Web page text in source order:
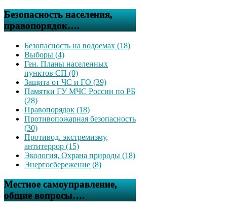
Безопасность населения,
правопорядок….
Безопасность на водоемах (18)
Выборы (4)
Ген. Планы населенных
пунктов СП (0)
Защита от ЧС и ГО (39)
Памятки ГУ МЧС России по РБ
(28)
Правопорядок (18)
Противопожарная безопасность
(30)
Противод. экстремизму,
антитеррор (15)
Экология, Охрана природы (18)
Энергосбережение (8)
Местное самоуправление,
общие вопросы….